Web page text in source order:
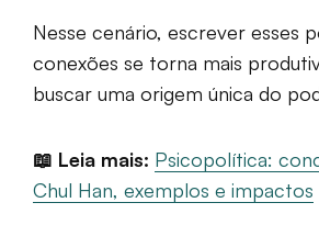
Nesse cenário, escrever esses
conexões se torna mais
buscar uma origem única do
📖 Leia mais: Psicopolítica:
Chul Han, exemplos e impactos